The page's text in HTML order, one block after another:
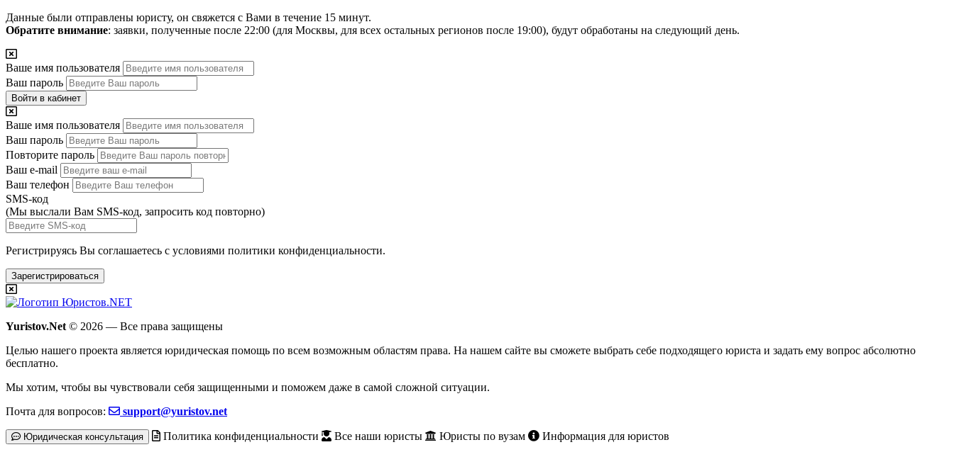
Данные были отправлены юристу, он свяжется с Вами в течение 15 минут.
Обратите внимание: заявки, полученные после 22:00 (для Москвы, для всех остальных регионов после 19:00), будут обработаны на следующий день.
Ваше имя пользователя
Ваш пароль
Войти в кабинет
Ваше имя пользователя
Ваш пароль
Повторите пароль
Ваш e-mail
Ваш телефон
SMS-код
(Мы выслали Вам SMS-код, запросить код повторно)
Регистрируясь Вы соглашаетесь с условиями политики конфиденциальности.
Зарегистрироваться
Yuristov.Net © 2026 — Все права защищены
Целью нашего проекта является юридическая помощь по всем возможным областям права. На нашем сайте вы сможете выбрать себе подходящего юриста и задать ему вопрос абсолютно
бесплатно.
Мы хотим, чтобы вы чувствовали себя защищенными и поможем даже в самой сложной ситуации.
Почта для вопросов:
support@yuristov.net
Юридическая консультация Политика конфиденциальности Все наши юристы Юристы по вузам Информация для юристов